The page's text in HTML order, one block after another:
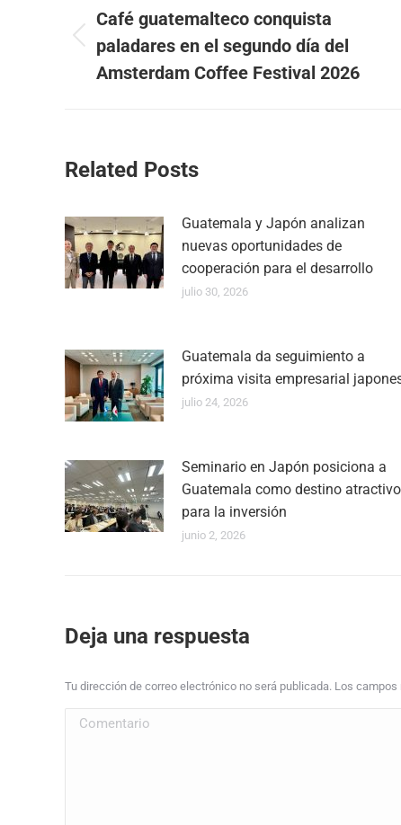
entre
publicaciones
Publicación
anterior:
Café guatemalteco conquista
paladares en el segundo día del
Amsterdam Coffee Festival 2026
Related Posts
Guatemala y Japón analizan
nuevas oportunidades de
cooperación para el desarrollo
julio 30, 2026
Guatemala da seguimiento a
próxima visita empresarial
julio 24, 2026
Seminario en Japón posiciona a
Guatemala como destino atractivo
para la inversión
junio 2, 2026
Deja una respuesta
Tu dirección de correo electrónico no será publicada. Los
Comentario